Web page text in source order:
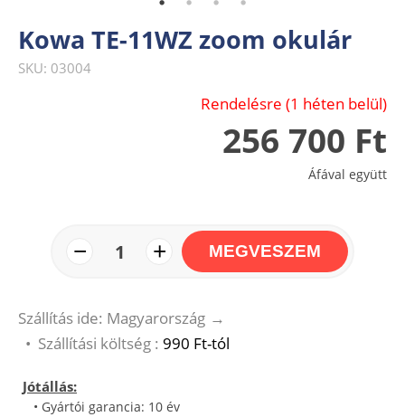
Kowa TE-11WZ zoom okulár
SKU: 03004
Rendelésre (1 héten belül)
256 700 Ft
Áfával együtt
− 1 + MEGVESZEM
Szállítás ide: Magyarország →
• Szállítási költség : 990 Ft-tól
Jótállás:
• Gyártói garancia: 10 év